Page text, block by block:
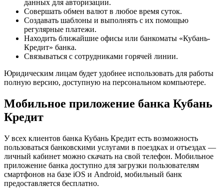
данных для авторизации.
Совершать обмен валют в любое время суток.
Создавать шаблоны и выполнять с их помощью
регулярные платежи.
Находить ближайшие офисы или банкоматы «Кубань-
Кредит» банка.
Связываться с сотрудниками горячей линии.
Юридическим лицам будет удобнее использовать для работы
полную версию, доступную на персональном компьютере.
Мобильное приложение банка Кубань
Кредит
У всех клиентов банка Кубань Кредит есть возможность
пользоваться банковскими услугами в поездках и отъездах —
личный кабинет можно скачать на свой телефон. Мобильное
приложение банка доступно для загрузки пользователям
смартфонов на базе iOS и Android, мобильный банк
предоставляется бесплатно.